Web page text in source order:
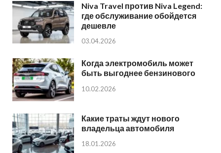
Niva Travel против Niva Legend:
где обслуживание обойдется
дешевле
03.04.2026
Когда электромобиль может
быть выгоднее бензинового
10.02.2026
Какие траты ждут нового
владельца автомобиля
18.01.2026